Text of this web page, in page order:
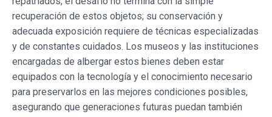
recuperación de estos objetos; su conservación y
adecuada exposición requiere de técnicas especializadas
y de constantes cuidados. Los museos y las instituciones
encargadas de albergar estos bienes deben estar
equipados con la tecnología y el conocimiento necesario
para preservarlos en las mejores condiciones posibles,
asegurando que generaciones futuras puedan también